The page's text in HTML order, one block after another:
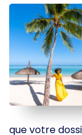
que votre